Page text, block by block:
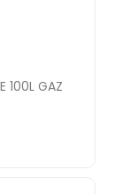
100L GAZ